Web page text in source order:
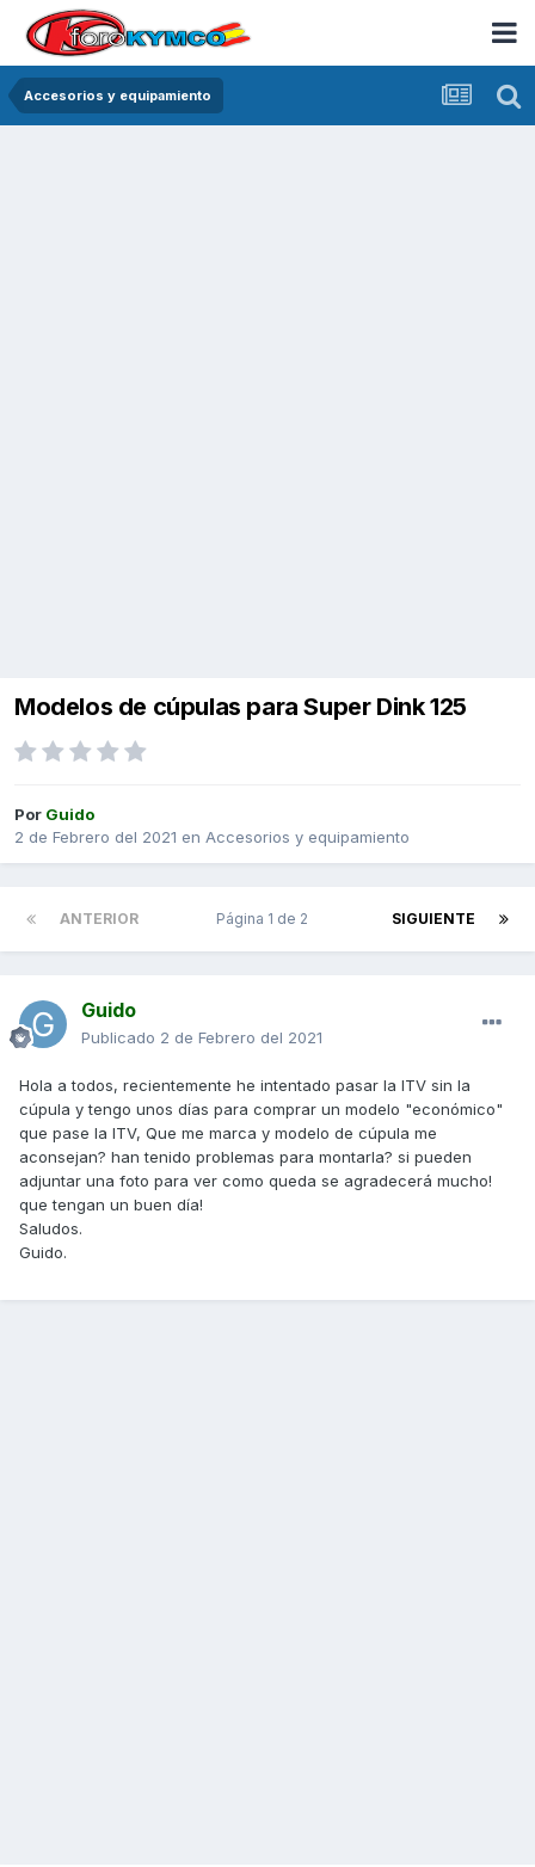
Accesorios y equipamiento
Modelos de cúpulas para Super Dink 125
Por Guido
2 de Febrero del 2021 en Accesorios y equipamiento
ANTERIOR SIGUIENTE
Página 1 de 2
Guido
Publicado 2 de Febrero del 2021
Hola a todos, recientemente he intentado pasar la ITV sin la
cúpula y tengo unos días para comprar un modelo "económico"
que pase la ITV, Que me marca y modelo de cúpula me
aconsejan? han tenido problemas para montarla? si pueden
adjuntar una foto para ver como queda se agradecerá mucho!
que tengan un buen día!
Saludos.
Guido.